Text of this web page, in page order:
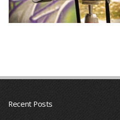
Recent Posts